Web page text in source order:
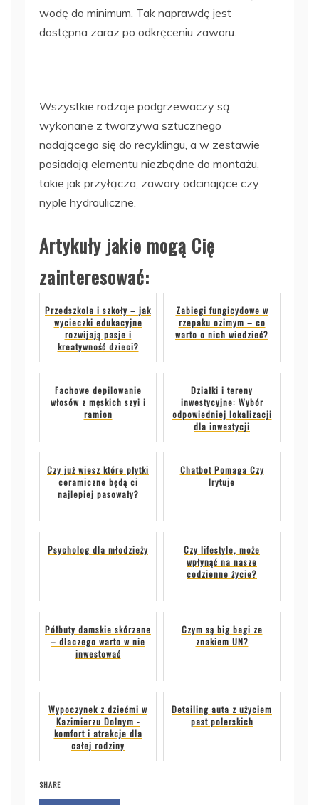
wodę do minimum. Tak naprawdę jest
dostępna zaraz po odkręceniu zaworu.
Wszystkie rodzaje podgrzewaczy są
wykonane z tworzywa sztucznego
nadającego się do recyklingu, a w zestawie
posiadają elementu niezbędne do montażu,
takie jak przyłącza, zawory odcinające czy
nyple hydrauliczne.
Artykuły jakie mogą Cię
zainteresować:
Przedszkola i szkoły – jak
wycieczki edukacyjne
rozwijają pasje i
kreatywność dzieci?
Zabiegi fungicydowe w
rzepaku ozimym – co
warto o nich wiedzieć?
Fachowe depilowanie
włosów z męskich szyi i
ramion
Działki i tereny
inwestycyjne: Wybór
odpowiedniej lokalizacji
dla inwestycji
Czy już wiesz które płytki
ceramiczne będą ci
najlepiej pasowały?
Chatbot Pomaga Czy
Irytuje
Psycholog dla młodzieży
Czy lifestyle, może
wpłynąć na nasze
codzienne życie?
Półbuty damskie skórzane
– dlaczego warto w nie
inwestować
Czym są big bagi ze
znakiem UN?
Wypoczynek z dziećmi w
Kazimierzu Dolnym -
komfort i atrakcje dla
całej rodziny
Detailing auta z użyciem
past polerskich
SHARE